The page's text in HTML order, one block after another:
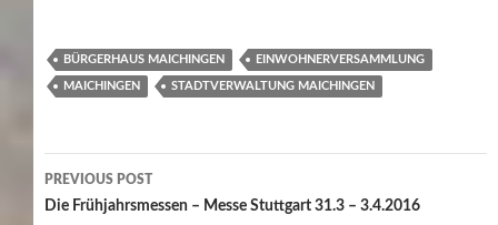
BÜRGERHAUS MAICHINGEN EINWOHNERVERSAMMLUNG
MAICHINGEN STADTVERWALTUNG MAICHINGEN
Post
navigation
PREVIOUS POST
Die Frühjahrsmessen – Messe Stuttgart 31.3 – 3.4.2016